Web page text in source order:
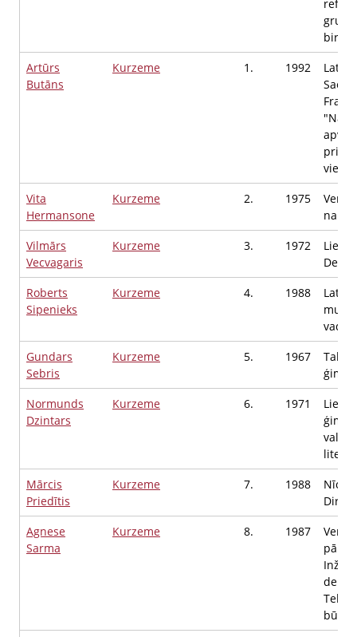
Artūrs
Butāns
Kurzeme 1. 1992
Vita
Hermansone
Kurzeme 2. 1975
Vilmārs
Vecvagaris
Kurzeme 3. 1972
Roberts
Sipenieks
Kurzeme 4. 1988
Gundars
Sebris
Kurzeme 5. 1967
Talsu
Normunds
Dzintars
Kurzeme 6. 1971
Mārcis
Priedītis
Kurzeme 7. 1988
Nīcas
Agnese
Sarma
Kurzeme 8. 1987